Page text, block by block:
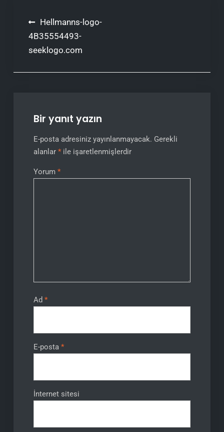
Yazı
gezinmesi
Hellmanns-logo-
4B35554493-
seeklogo.com
Bir yanıt yazın
E-posta adresiniz yayınlanmayacak. Gerekli
alanlar *ile işaretlenmişlerdir
Yorum *
Ad *
E-posta *
İnternet sitesi